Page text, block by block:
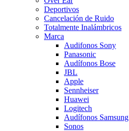
Deportivos
Cancelación de Ruido
Totalmente Inalámbricos
Marca
Audifonos Sony
Panasonic
Audífonos Bose
JBL
Apple
Sennheiser
Huawei
Logitech
Audífonos Samsung
Sonos